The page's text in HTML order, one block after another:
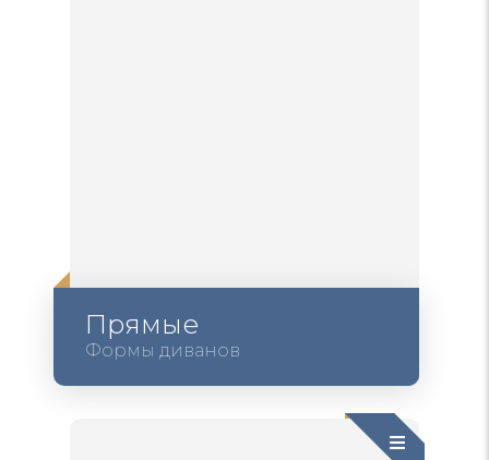
Прямые
Формы диванов